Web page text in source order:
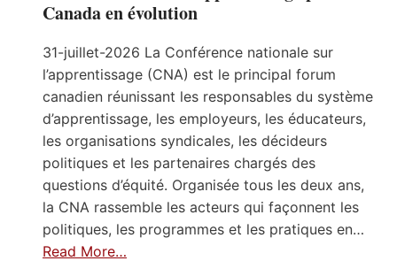
Canada en évolution
31-juillet-2026 La Conférence nationale sur
l’apprentissage (CNA) est le principal forum
canadien réunissant les responsables du système
d’apprentissage, les employeurs, les éducateurs,
les organisations syndicales, les décideurs
politiques et les partenaires chargés des
questions d’équité. Organisée tous les deux ans,
la CNA rassemble les acteurs qui façonnent les
politiques, les programmes et les pratiques en…
Read More…